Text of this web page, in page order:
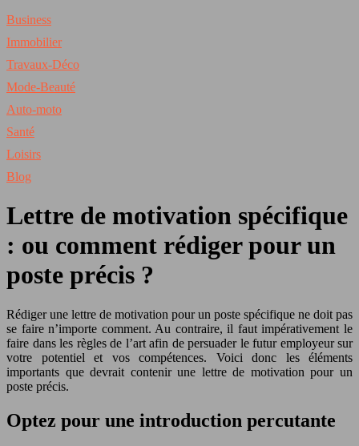
Business
Immobilier
Travaux-Déco
Mode-Beauté
Auto-moto
Santé
Loisirs
Blog
Lettre de motivation spécifique
: ou comment rédiger pour un
poste précis ?
Rédiger une lettre de motivation pour un poste spécifique ne doit pas
se faire n’importe comment. Au contraire, il faut impérativement le
faire dans les règles de l’art afin de persuader le futur employeur sur
votre potentiel et vos compétences. Voici donc les éléments
importants que devrait contenir une lettre de motivation pour un
poste précis.
Optez pour une introduction percutante